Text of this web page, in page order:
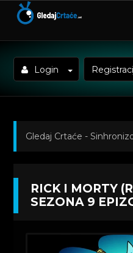
Login
Gledaj Crtaće -
Kratkometrazni crtani
RICK I MORTY
SEZONA 9